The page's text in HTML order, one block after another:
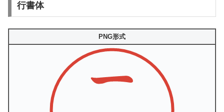
行書体
PNG形式